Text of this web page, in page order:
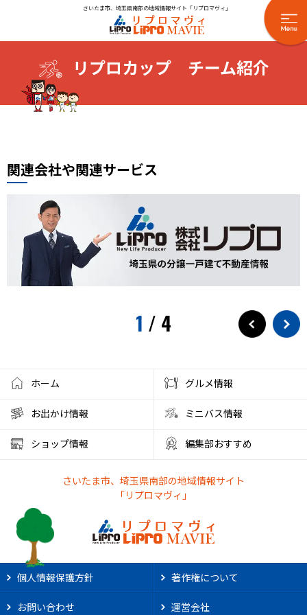
さいたま市、埼玉県南部の地域情報サイト「リプロマヴィ」
リプロカップ チーム紹介
関連会社や関連サービス
1 / 4
ホーム グルメ情報
お出かけ情報 ミニバス情報
ショップ情報 編集部おすすめ
さいたま市、埼玉県南部の地域情報サイト
「リプロマヴィ」
個人情報保護方針 著作権について
お問い合わせ 運営会社